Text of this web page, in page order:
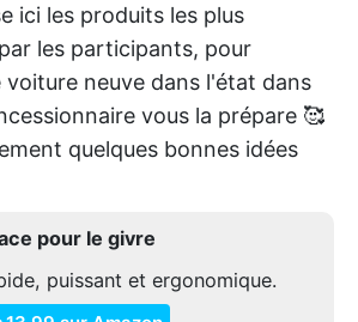
ici les produits les plus
les participants, pour
neuve dans l'état dans
vous la prépare 🥰
quelques bonnes idées
pour le givre
puissant et ergonomique.